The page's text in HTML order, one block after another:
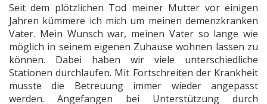
Seit dem plötzlichen Tod meiner Mutter vor einigen
Jahren kümmere ich mich um meinen demenzkranken
Vater. Mein Wunsch war, meinen Vater so lange wie
möglich in seinem eigenen Zuhause wohnen lassen zu
können. Dabei haben wir viele unterschiedliche
Stationen durchlaufen. Mit Fortschreiten der Krankheit
musste die Betreuung immer wieder angepasst
werden. Angefangen bei Unterstützung durch